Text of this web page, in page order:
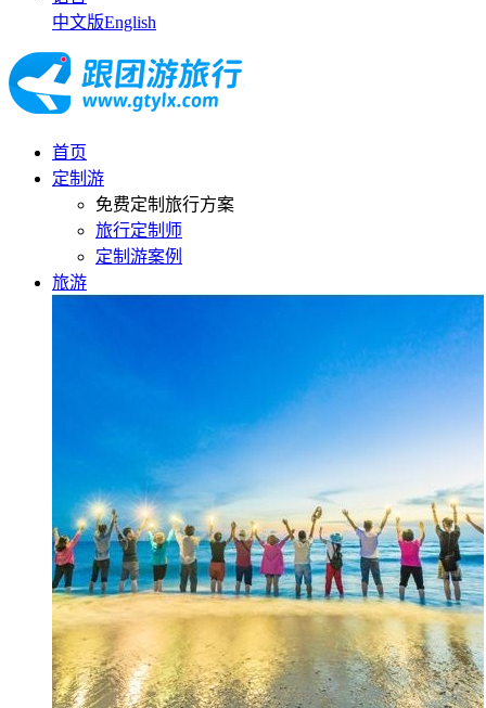
中文版English
首页
定制游
免费定制旅行方案
旅行定制师
定制游案例
旅游